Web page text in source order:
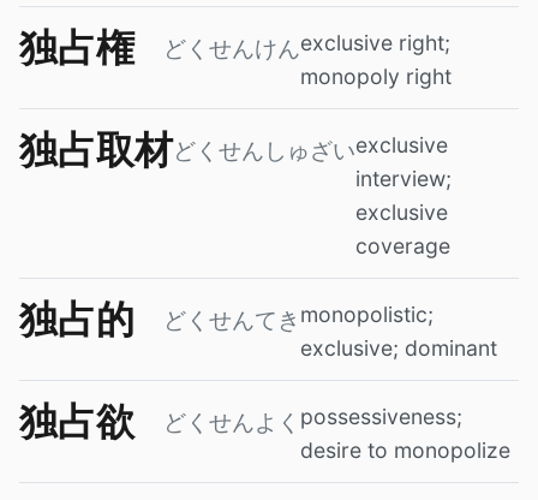
独占権 どくせんけんexclusive right;
monopoly right
独占取材どくせんしゅざいexclusive
interview;
exclusive
coverage
独占的 どくせんてき monopolistic;
exclusive; dominant
独占欲 どくせんよく possessiveness;
desire to monopolize